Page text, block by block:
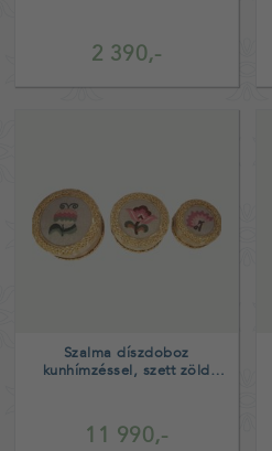
2 390,-
11 990,-
Szalma díszdoboz
kunhímzéssel, szett zöld